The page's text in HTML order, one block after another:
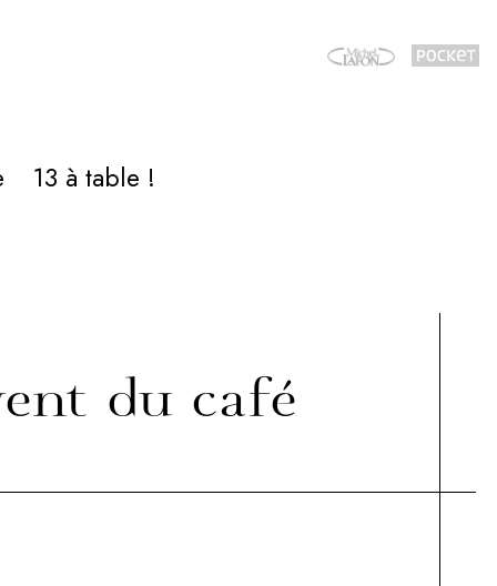
13 à table !
du café